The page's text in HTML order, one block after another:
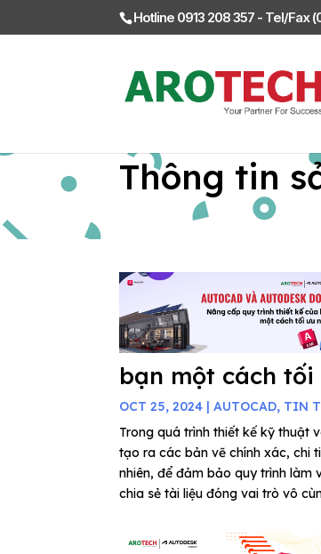
Hotline 0913 208 357 - Tel/Fax
Thông tin
bạn một cách tối
OCT 25, 2024 |AUTOCAD, TIN
Trong quá trình thiết kế kỹ thuật
tạo ra các bản vẽ chính xác, chi
nhiên, để đảm bảo quy trình làm
chia sẻ tài liệu đóng vai trò vô